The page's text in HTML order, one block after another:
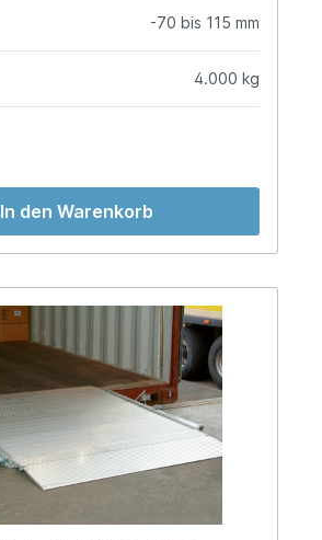
-70 bis 115 mm
4.000 kg
In den Warenkorb